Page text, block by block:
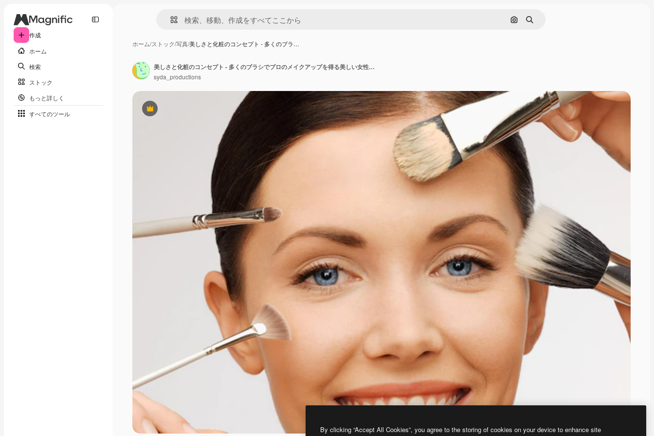
作成
ホーム
検索
ストック
もっと詳しく
すべてのツール
画像で検索
検索
ホーム/ストック/写真/美しさと化粧のコンセプト - 多くのブラ…
Premium
美しさと化粧のコンセプト - 多くのブラシでプロのメイクアップを得る美しい女性のクローズ アップの肖像画
syda_productions
By clicking “Accept All Cookies”, you agree to the storing of cookies on your device to enhance site